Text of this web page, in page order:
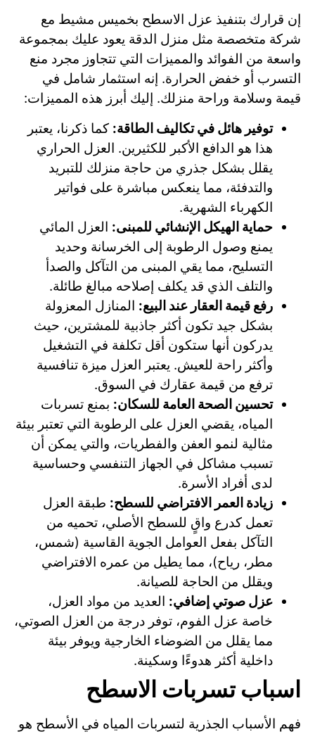
إن قرارك بتنفيذ عزل الاسطح بخميس مشيط مع
شركة متخصصة مثل منزل الدقة يعود عليك بمجموعة
واسعة من الفوائد والمميزات التي تتجاوز مجرد منع
التسرب أو خفض الحرارة. إنه استثمار شامل في
قيمة وسلامة وراحة منزلك. إليك أبرز هذه المميزات:
توفير هائل في تكاليف الطاقة: كما ذكرنا، يعتبر
هذا هو الدافع الأكبر للكثيرين. العزل الحراري
يقلل بشكل جذري من حاجة منزلك للتبريد
والتدفئة، مما ينعكس مباشرة على فواتير
الكهرباء الشهرية.
حماية الهيكل الإنشائي للمبنى: العزل المائي
يمنع وصول الرطوبة إلى الخرسانة وحديد
التسليح، مما يقي المبنى من التآكل والصدأ
والتلف الذي قد يكلف إصلاحه مبالغ طائلة.
رفع قيمة العقار عند البيع: المنازل المعزولة
بشكل جيد تكون أكثر جاذبية للمشترين، حيث
يدركون أنها ستكون أقل تكلفة في التشغيل
وأكثر راحة للعيش. يعتبر العزل ميزة تنافسية
ترفع من قيمة عقارك في السوق.
تحسين الصحة العامة للسكان: بمنع تسربات
المياه، يقضي العزل على الرطوبة التي تعتبر بيئة
مثالية لنمو العفن والفطريات، والتي يمكن أن
تسبب مشاكل في الجهاز التنفسي وحساسية
لدى أفراد الأسرة.
زيادة العمر الافتراضي للسطح: طبقة العزل
تعمل كدرع واقٍ للسطح الأصلي، تحميه من
التآكل بفعل العوامل الجوية القاسية (شمس،
مطر، رياح)، مما يطيل من عمره الافتراضي
ويقلل من الحاجة للصيانة.
عزل صوتي إضافي: العديد من مواد العزل،
خاصة عزل الفوم، توفر درجة من العزل الصوتي،
مما يقلل من الضوضاء الخارجية ويوفر بيئة
داخلية أكثر هدوءًا وسكينة.
اسباب تسربات الاسطح
فهم الأسباب الجذرية لتسربات المياه في الأسطح هو